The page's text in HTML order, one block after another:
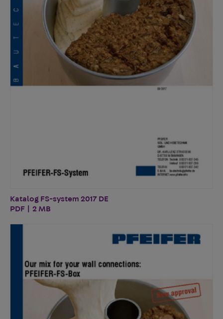
Katalog FS-system 2017 DE
PDF | 2 MB